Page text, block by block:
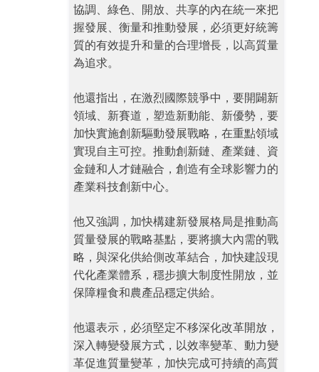
協調、綠色、開放、共享的內在統一來把
握發展、衡量和推動發展，必須更好統籌
質的有效提升和量的合理增長，以高質量
為追求。
他還指出，在激烈國際競爭中，要開闢新
領域、新賽道，塑造新動能、新優勢，要
加快實施創新驅動發展戰略，在重點領域
實現自主可控。推動創新鏈、產業鏈、資
金鏈和人才鏈融合，創造有全球影響力的
產業科技創新中心。
他又強調，加快構建新發展格局是推動高
質量發展的戰略基點，要將擴大內需的戰
略，與深化供給側改革結合，加快建設現
代化產業體系，穩步擴大制度性開放，並
保障糧食和農產品穩定供給。
他還表示，必須堅定不移深化改革開放，
深入轉變發展方式，以效率變革、動力變
革促進質量變革，加快完成可持續的高質